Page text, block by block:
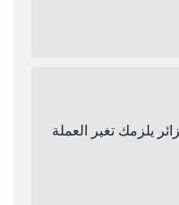
يلزمك تغير العملة